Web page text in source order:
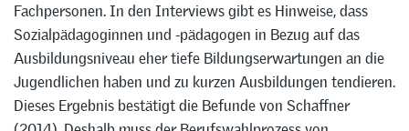
Fachpersonen. In den Interviews gibt es Hinweise, dass
Sozialpädagoginnen und -pädagogen in Bezug auf das
Ausbildungsniveau eher tiefe Bildungserwartungen an die
Jugendlichen haben und zu kurzen Ausbildungen tendieren.
Dieses Ergebnis bestätigt die Befunde von Schaffner